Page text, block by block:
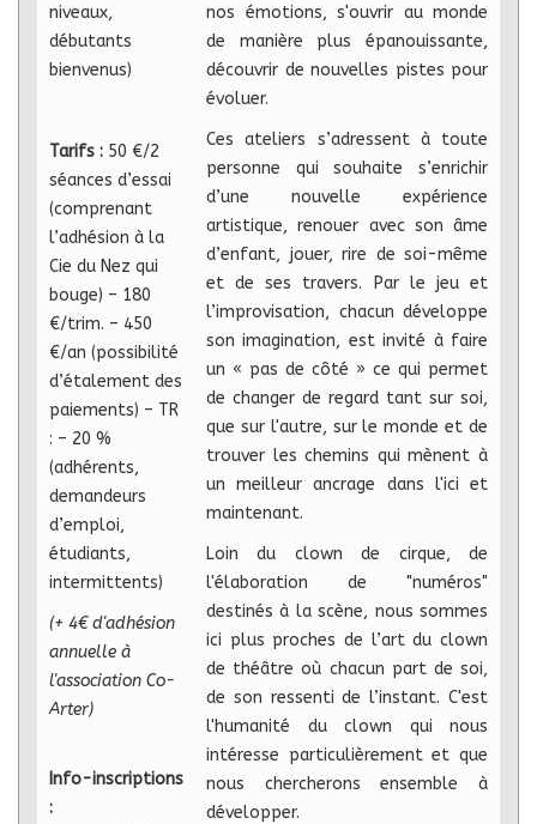
niveaux,
débutants
bienvenus)
Tarifs : 50 €/2
séances d’essai
(comprenant
l’adhésion à la
Cie du Nez qui
bouge) – 180
€/trim. – 450
€/an (possibilité
d’étalement des
paiements) – TR
: – 20 %
(adhérents,
demandeurs
d’emploi,
étudiants,
intermittents)
(+ 4€ d'adhésion
annuelle à
l'association Co-
Arter)
Info-inscriptions
:
nos émotions, s'ouvrir au monde
de manière plus épanouissante,
découvrir de nouvelles pistes pour
évoluer.
Ces ateliers s’adressent à toute
personne qui souhaite s’enrichir
d’une nouvelle expérience
artistique, renouer avec son âme
d’enfant, jouer, rire de soi-même
et de ses travers. Par le jeu et
l’improvisation, chacun développe
son imagination, est invité à faire
un « pas de côté » ce qui permet
de changer de regard tant sur soi,
que sur l'autre, sur le monde et de
trouver les chemins qui mènent à
un meilleur ancrage dans l'ici et
maintenant.
Loin du clown de cirque, de
l'élaboration de "numéros"
destinés à la scène, nous sommes
ici plus proches de l’art du clown
de théâtre où chacun part de soi,
de son ressenti de l’instant. C'est
l'humanité du clown qui nous
intéresse particulièrement et que
nous chercherons ensemble à
développer.